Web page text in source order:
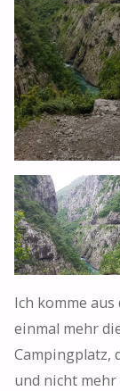
Ich komme
einmal mehr
Campingplatz,
und nicht